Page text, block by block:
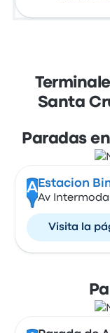
Santa
Paradas
A Estacion
Av
Visita la